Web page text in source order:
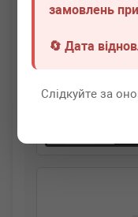
замовлень
🔄 Дата
Слідкуйте за
ASMETAL
380 грн